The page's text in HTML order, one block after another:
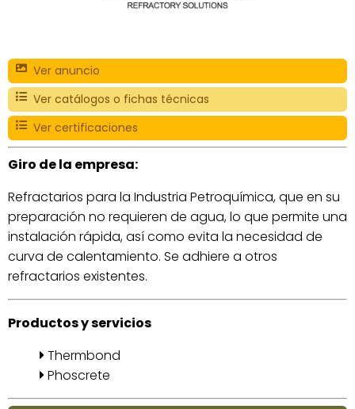
Ver anuncio
Ver catálogos o fichas técnicas
Ver certificaciones
Giro de la empresa:
Refractarios para la Industria Petroquímica, que en su
preparación no requieren de agua, lo que permite una
instalación rápida, así como evita la necesidad de
curva de calentamiento. Se adhiere a otros
refractarios existentes.
Productos y servicios
Thermbond
Phoscrete